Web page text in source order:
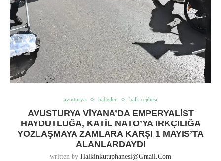
avusturya haberler halk cephesi
AVUSTURYA VIYANA’DA EMPERYALIST
HAYDUTLUĞA, KATIL NATO’YA IRKÇILIĞA
YOZLAŞMAYA ZAMLARA KARŞI 1 MAYIS’TA
ALANLARDAYDI
written by Halkinkutuphanesi@gmail.com